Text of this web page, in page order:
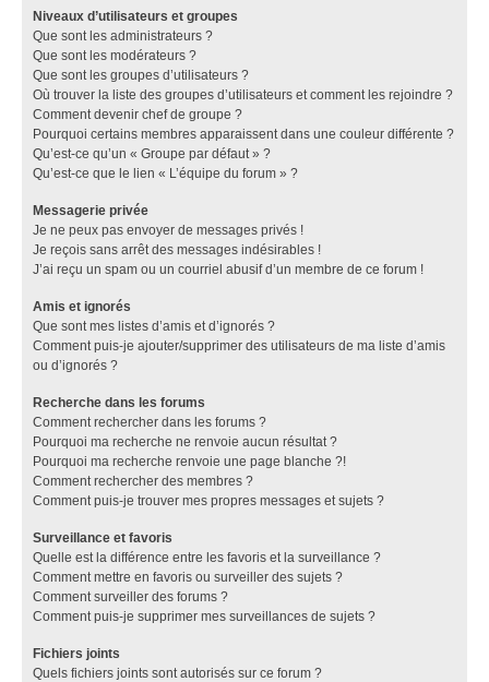
Niveaux d’utilisateurs et groupes
Que sont les administrateurs ?
Que sont les modérateurs ?
Que sont les groupes d’utilisateurs ?
Où trouver la liste des groupes d’utilisateurs et comment les rejoindre ?
Comment devenir chef de groupe ?
Pourquoi certains membres apparaissent dans une couleur différente ?
Qu’est-ce qu’un « Groupe par défaut » ?
Qu’est-ce que le lien « L’équipe du forum » ?
Messagerie privée
Je ne peux pas envoyer de messages privés !
Je reçois sans arrêt des messages indésirables !
J’ai reçu un spam ou un courriel abusif d’un membre de ce forum !
Amis et ignorés
Que sont mes listes d’amis et d’ignorés ?
Comment puis-je ajouter/supprimer des utilisateurs de ma liste d’amis
ou d’ignorés ?
Recherche dans les forums
Comment rechercher dans les forums ?
Pourquoi ma recherche ne renvoie aucun résultat ?
Pourquoi ma recherche renvoie une page blanche ?!
Comment rechercher des membres ?
Comment puis-je trouver mes propres messages et sujets ?
Surveillance et favoris
Quelle est la différence entre les favoris et la surveillance ?
Comment mettre en favoris ou surveiller des sujets ?
Comment surveiller des forums ?
Comment puis-je supprimer mes surveillances de sujets ?
Fichiers joints
Quels fichiers joints sont autorisés sur ce forum ?